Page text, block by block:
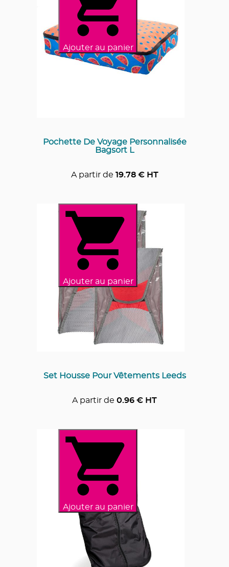
Ajouter au panier
Pochette De Voyage Personnalisée
Bagsort L
A partir de 19.78€ HT
Ajouter au panier
Set Housse Pour Vêtements Leeds
A partir de 0.96 € HT
Ajouter au panier